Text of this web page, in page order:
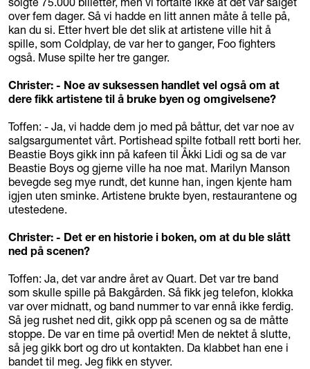
over fem dager. Så vi hadde en litt annen måte å telle på,
kan du si. Etter hvert ble det slik at artistene ville hit å
spille, som Coldplay, de var her to ganger, Foo fighters
også. Muse spilte her tre ganger.
Christer: - Noe av suksessen handlet vel også om at
dere fikk artistene til å bruke byen og omgivelsene?
Toffen: - Ja, vi hadde dem jo med på båttur, det var noe av
salgsargumentet vårt. Portishead spilte fotball rett borti her.
Beastie Boys gikk inn på kafeen til Åkki Lidi og sa de var
Beastie Boys og gjerne ville ha noe mat. Marilyn Manson
bevegde seg mye rundt, det kunne han, ingen kjente ham
igjen uten sminke. Artistene brukte byen, restaurantene og
utestedene.
Christer: - Det er en historie i boken, om at du ble slått
ned på scenen?
Toffen: Ja, det var andre året av Quart. Det var tre band
som skulle spille på Bakgården. Så fikk jeg telefon, klokka
var over midnatt, og band nummer to var ennå ikke ferdig.
Så jeg rushet ned dit, gikk opp på scenen og sa de måtte
stoppe. De var en time på overtid! Men de nektet å slutte,
så jeg gikk bort og dro ut kontakten. Da klabbet han ene i
bandet til meg. Jeg fikk en styver.